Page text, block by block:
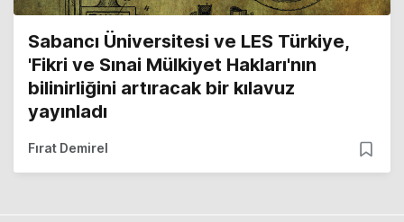
Sabancı Üniversitesi ve LES Türkiye,
'Fikri ve Sınai Mülkiyet Hakları'nın
bilinirliğini artıracak bir kılavuz
yayınladı
Fırat Demirel